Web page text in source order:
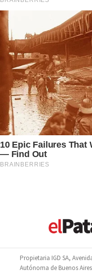
Propietaria IGD SA,
Autónoma de Buenos